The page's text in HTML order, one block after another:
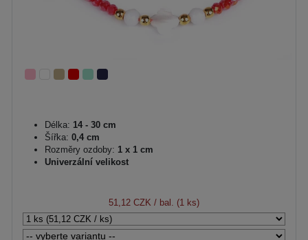
Délka: 14 - 30 cm
Šířka: 0,4 cm
Rozměry ozdoby: 1 x 1 cm
Univerzální velikost
51,12 CZK / bal. (1 ks)